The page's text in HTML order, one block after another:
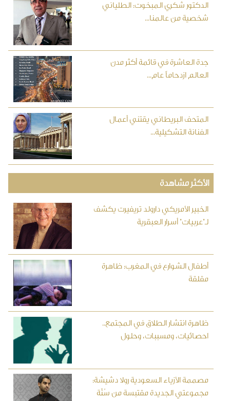
الدكتور شكري المبخوت: الطلياني
شخصية من عالمنا...
جدة العاشرة في قائمة أكثر مدن
العالم ازدحاماً عام...
المتحف البريطاني يقتني أعمال
الفنانة التشكيلية...
الأكثر مشاهدة
الخبير الأمريكي دارولد تريفيرت يكشف
لـ"عربيات" أسرار العبقرية
أطفال الشوارع في المغرب: ظاهرة
مقلقة
ظاهرة انتشار الطلاق في المجتمع..
احصائيات، ومسببات، وحلول
مصممة الأزياء السعودية رولا دشيشة:
مجموعتي الجديدة مقتبسة من سُنَّة